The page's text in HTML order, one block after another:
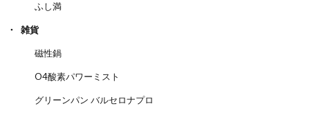
ふし満
雑貨
磁性鍋
O4酸素パワーミスト
グリーンパン バルセロナプロ